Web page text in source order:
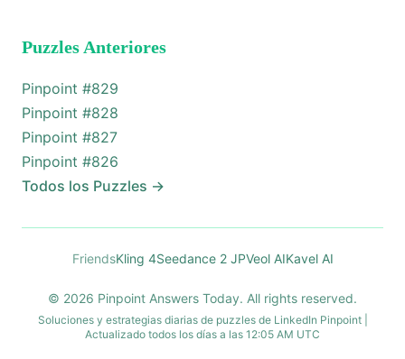
Puzzles Anteriores
Pinpoint #829
Pinpoint #828
Pinpoint #827
Pinpoint #826
Todos los Puzzles →
FriendsKling 4Seedance 2 JPVeol AIKavel AI
© 2026 Pinpoint Answers Today. All rights reserved.
Soluciones y estrategias diarias de puzzles de LinkedIn Pinpoint |
Actualizado todos los días a las 12:05 AM UTC